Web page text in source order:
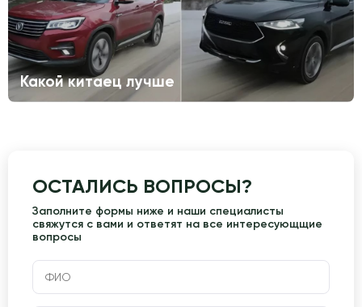
Какой китаец лучше
ОСТАЛИСЬ ВОПРОСЫ?
Заполните формы ниже и наши специалисты
свяжутся с вами и ответят на все интересующщие
вопросы